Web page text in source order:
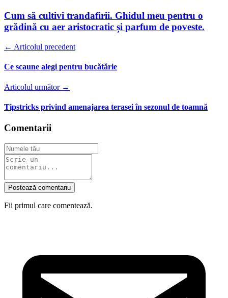
Cum să cultivi trandafirii. Ghidul meu pentru o
grădină cu aer aristocratic și parfum de poveste.
← Articolul precedent
Ce scaune alegi pentru bucătărie
Articolul următor →
Tipstricks privind amenajarea terasei în sezonul de toamnă
Comentarii
Postează comentariu
Fii primul care comentează.